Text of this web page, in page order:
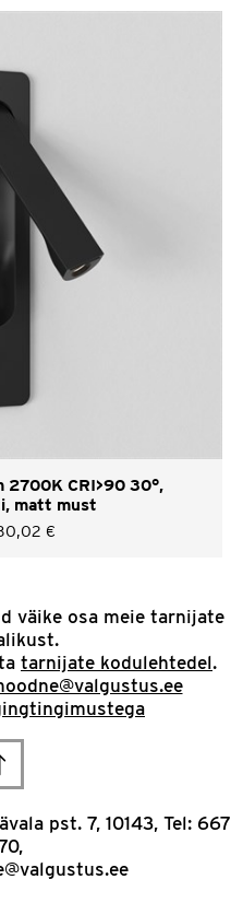
2700K CRI>90 30°,
matt must
€
väike osa meie tarnijate
tarnijate kodulehtedel.
to
top
pst. 7, 10143, Tel: 667